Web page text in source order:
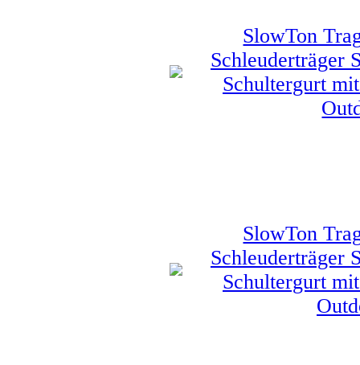
SlowTon
Schleuderträger
Schultergurt
SlowTon
Schleuderträger
Schultergurt